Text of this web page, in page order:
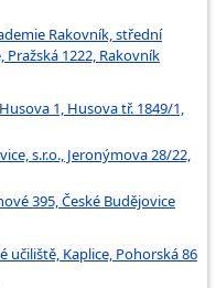
Rakovník, střední
1222, Rakovník
1, Husova tř. 1849/1,
s.r.o., Jeronýmova 28/22,
395, České Budějovice
Kaplice, Pohorská 86